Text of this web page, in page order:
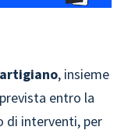
, insieme
entro la
di interventi, per